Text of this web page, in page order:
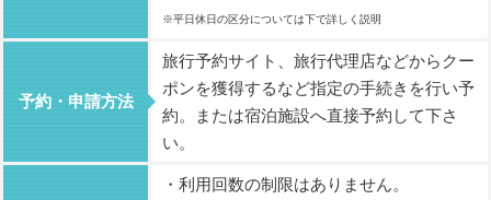
※平日休日の区分については下で詳しく説明
予約・申請方法
旅行予約サイト、旅行代理店などからクー
ポンを獲得するなど指定の手続きを行い予
約。または宿泊施設へ直接予約して下さ
い。
・利用回数の制限はありません。